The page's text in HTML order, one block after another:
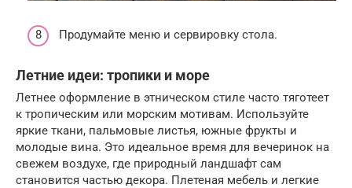
Продумайте меню и сервировку стола.
Летние идеи: тропики и море
Летнее оформление в этническом стиле часто тяготеет
к тропическим или морским мотивам. Используйте
яркие ткани, пальмовые листья, южные фрукты и
молодые вина. Это идеальное время для вечеринок на
свежем воздухе, где природный ландшафт сам
становится частью декора. Плетеная мебель и легкие